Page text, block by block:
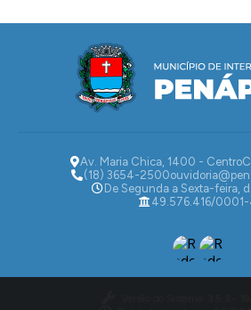
Av. Maria Chica, 1400 - Centro
(18) 3654-2500
De Segunda a Sexta-feira,
49.576.416/0001-